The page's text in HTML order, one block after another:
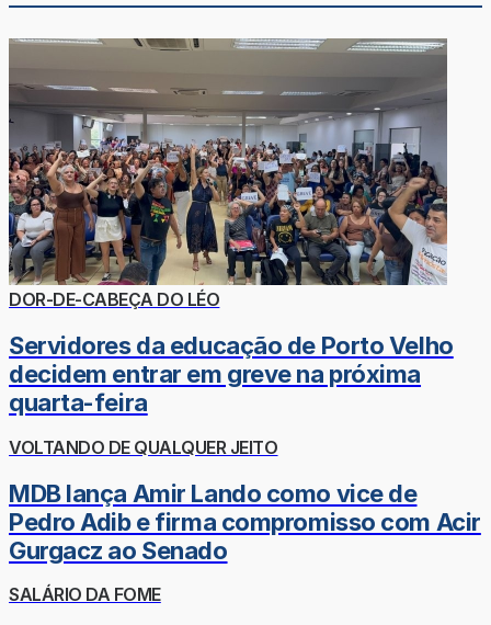
DOR-DE-CABEÇA DO LÉO
Servidores da educação de Porto Velho
decidem entrar em greve na próxima
quarta-feira
VOLTANDO DE QUALQUER JEITO
MDB lança Amir Lando como vice de
Pedro Adib e firma compromisso com Acir
Gurgacz ao Senado
SALÁRIO DA FOME